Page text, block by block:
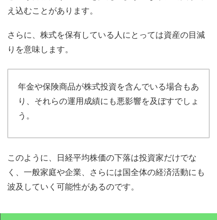
え込むことがあります。
さらに、株式を保有している人にとっては資産の目減
りを意味します。
年金や保険商品が株式投資を含んでいる場合もあ
り、それらの運用成績にも悪影響を及ぼすでしょ
う。
このように、日経平均株価の下落は投資家だけでな
く、一般家庭や企業、さらには国全体の経済活動にも
波及していく可能性があるのです。